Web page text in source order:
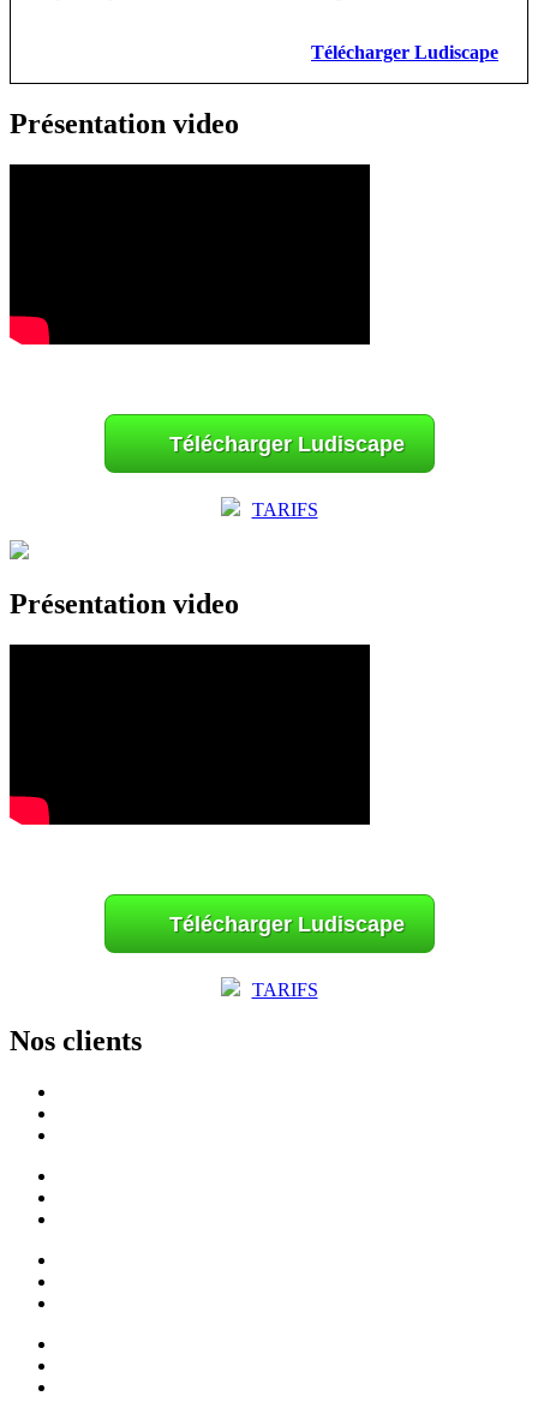
Télécharger Ludiscape
Présentation video
Télécharger Ludiscape
TARIFS
Présentation video
Télécharger Ludiscape
TARIFS
Nos clients